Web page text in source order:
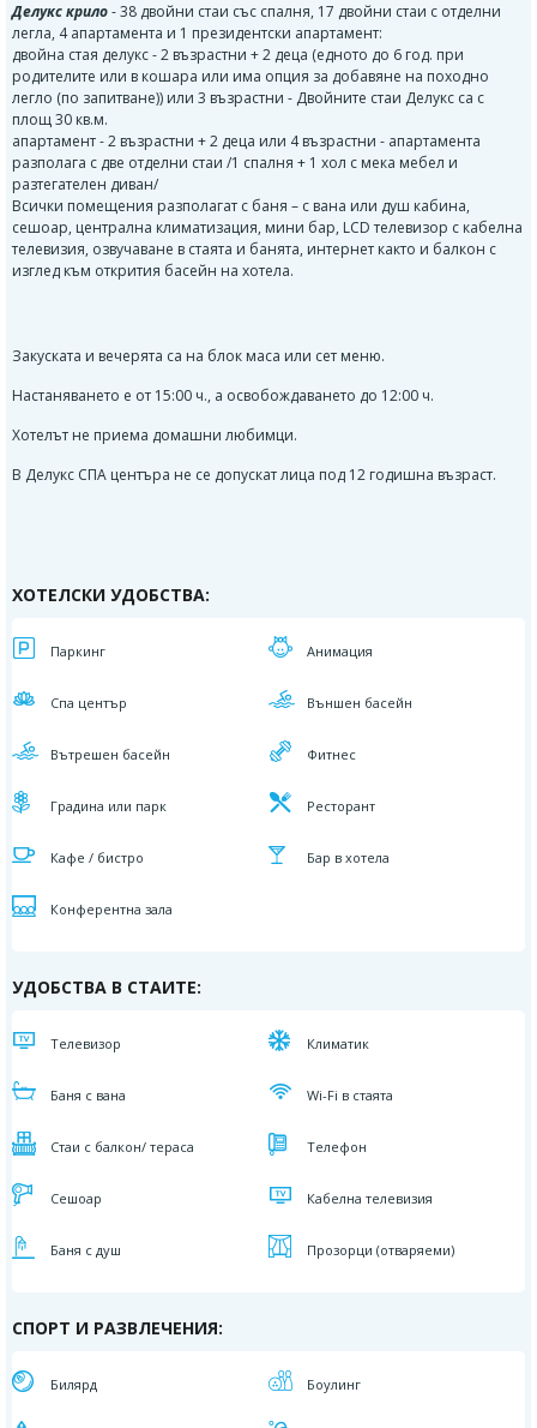
Делукс крило- 38 двойни стаи със спалня, 17 двойни стаи с отделни
легла, 4 апартамента и 1 президентски апартамент:
двойна стая делукс - 2 възрастни + 2 деца (едното до 6 год. при
родителите или в кошара или има опция за добавяне на походно
легло (по запитване)) или 3 възрастни - Двойните стаи Делукс са с
площ 30 кв.м.
апартамент - 2 възрастни + 2 деца или 4 възрастни - апартамента
разполага с две отделни стаи /1 спалня + 1 хол с мека мебел и
разтегателен диван/
Всички помещения разполагат с баня – с вана или душ кабина,
сешоар, централна климатизация, мини бар, LCD телевизор с кабелна
телевизия, озвучаване в стаята и банята, интернет както и балкон с
изглед към открития басейн на хотела.
Закуската и вечерята са на блок маса или сет меню.
Настаняването е от 15:00 ч., а освобождаването до 12:00 ч.
Хотелът не приема домашни любимци.
В Делукс СПА центъра не се допускат лица под 12 годишна възраст.
ХОТЕЛСКИ УДОБСТВА:
Паркинг Aнимация
Спа център Външен басейн
Вътрешен басейн Фитнес
Градина или парк Ресторант
Кафе / бистро Бар в хотела
Конферентна зала
УДОБСТВА В СТАИТЕ:
Телевизор Климатик
Баня с вана Wi-Fi в стаята
Стаи с балкон/ тераса Телефон
Сешоар Кабелна телевизия
Баня с душ Прозорци (отваряеми)
СПОРТ И РАЗВЛЕЧЕНИЯ:
Билярд Боулинг